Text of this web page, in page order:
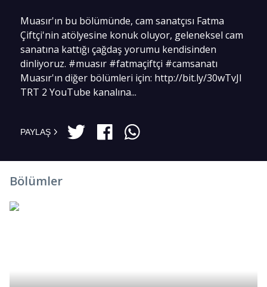
Muasır'ın bu bölümünde, cam sanatçısı Fatma
Çiftçi'nin atölyesine konuk oluyor, geleneksel cam
sanatına kattığı çağdaş yorumu kendisinden
dinliyoruz. #muasır #fatmaçiftçi #camsanatı
Muasır'ın diğer bölümleri için: http://bit.ly/30wTvJl
TRT 2 YouTube kanalına...
PAYLAŞ
Bölümler